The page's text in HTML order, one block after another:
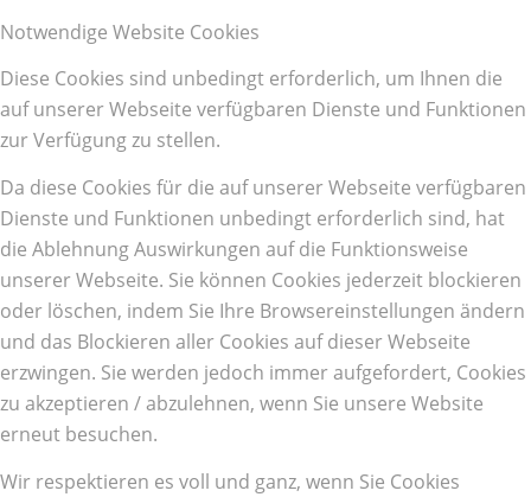
Notwendige Website Cookies
Diese Cookies sind unbedingt erforderlich, um Ihnen die
auf unserer Webseite verfügbaren Dienste und Funktionen
zur Verfügung zu stellen.
Da diese Cookies für die auf unserer Webseite verfügbaren
Dienste und Funktionen unbedingt erforderlich sind, hat
die Ablehnung Auswirkungen auf die Funktionsweise
unserer Webseite. Sie können Cookies jederzeit blockieren
oder löschen, indem Sie Ihre Browsereinstellungen ändern
und das Blockieren aller Cookies auf dieser Webseite
erzwingen. Sie werden jedoch immer aufgefordert, Cookies
zu akzeptieren / abzulehnen, wenn Sie unsere Website
erneut besuchen.
Wir respektieren es voll und ganz, wenn Sie Cookies